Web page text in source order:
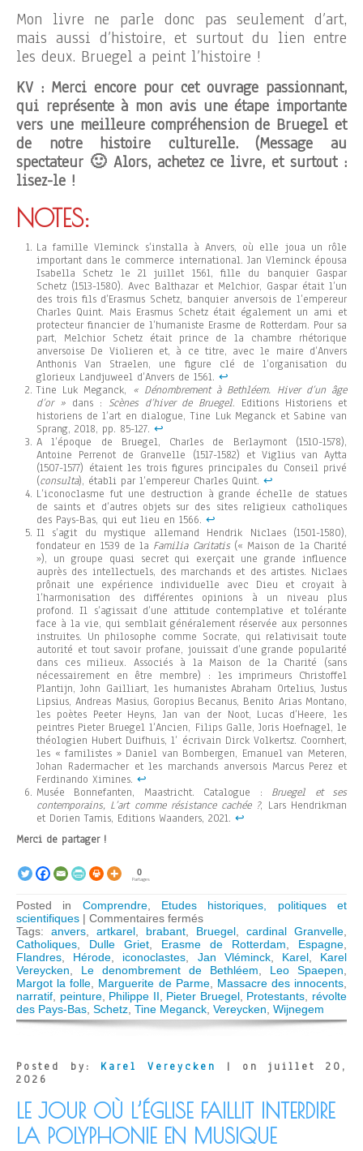
Mon livre ne parle donc pas seulement d’art,
mais aussi d’histoire, et surtout du lien entre
les deux. Bruegel a peint l’histoire !
KV : Merci encore pour cet ouvrage passionnant,
qui représente à mon avis une étape importante
vers une meilleure compréhension de Bruegel et
de notre histoire culturelle. (Message au
spectateur 🙂 Alors, achetez ce livre, et surtout :
lisez-le !
NOTES:
La famille Vleminck s’installa à Anvers, où elle joua un rôle
important dans le commerce international. Jan Vleminck épousa
Isabella Schetz le 21 juillet 1561, fille du banquier Gaspar
Schetz (1513-1580). Avec Balthazar et Melchior, Gaspar était l’un
des trois fils d’Erasmus Schetz, banquier anversois de l’empereur
Charles Quint. Mais Erasmus Schetz était également un ami et
protecteur financier de l’humaniste Erasme de Rotterdam. Pour sa
part, Melchior Schetz était prince de la chambre rhétorique
anversoise De Violieren et, à ce titre, avec le maire d’Anvers
Anthonis Van Straelen, une figure clé de l’organisation du
glorieux Landjuweel d’Anvers de 1561. ↩︎
Tine Luk Meganck, « ​​Dénombrement à Bethléem. Hiver d’un âge
d’or »dans : Scènes d’hiver de Bruegel. Editions Historiens et
historiens de l’art en dialogue, Tine Luk Meganck et Sabine van
Sprang, 2018, pp. 85-127. ↩︎
A l’époque de Bruegel, Charles de Berlaymont (1510-1578),
Antoine Perrenot de Granvelle (1517-1582) et Viglius van Aytta
(1507-1577) étaient les trois figures principales du Conseil privé
(consulta), établi par l’empereur Charles Quint. ↩︎
L’iconoclasme fut une destruction à grande échelle de statues
de saints et d’autres objets sur des sites religieux catholiques
des Pays-Bas, qui eut lieu en 1566. ↩︎
Il s’agit du mystique allemand Hendrik Niclaes (1501-1580),
fondateur en 1539 de la Familia Caritatis(« Maison de la Charité
»), un groupe quasi secret qui exerçait une grande influence
auprès des intellectuels, des marchands et des artistes. Niclaes
prônait une expérience individuelle avec Dieu et croyait à
l’harmonisation des différentes opinions à un niveau plus
profond. Il s’agissait d’une attitude contemplative et tolérante
face à la vie, qui semblait généralement réservée aux personnes
instruites. Un philosophe comme Socrate, qui relativisait toute
autorité et tout savoir profane, jouissait d’une grande popularité
dans ces milieux. Associés à la Maison de la Charité (sans
nécessairement en être membre) : les imprimeurs Christoffel
Plantijn, John Gailliart, les humanistes Abraham Ortelius, Justus
Lipsius, Andreas Masius, Goropius Becanus, Benito Arias Montano,
les poètes Peeter Heyns, Jan van der Noot, Lucas d’Heere, les
peintres Pieter Bruegel l’Ancien, Filips Galle, Joris Hoefnagel, le
théologien Hubert Duifhuis, l’ écrivain Dirck Volkertsz. Coornhert,
les « familistes » Daniel van Bombergen, Emanuel van Meteren,
Johan Radermacher et les marchands anversois Marcus Perez et
Ferdinando Ximines. ↩︎
Musée Bonnefanten, Maastricht. Catalogue : Bruegel et ses
contemporains, L’art comme résistance cachée ?, Lars Hendrikman
et Dorien Tamis, Editions Waanders, 2021. ↩︎
Merci de partager !
0
Partages
Posted in Comprendre, Etudes historiques, politiques et
scientifiques | Commentaires ferméssur
Leo
Spaepen
déchiffre
le
code
de
Bruegel
Tags: anvers artkarel brabant Bruegel cardinal Granvelle
Catholiques
Dulle Griet Erasme de Rotterdam Espagne
Flandres
Hérode iconoclastes Jan Vléminck, Karel, Karel
Vereycken
Le denombrement de Bethléem Leo Spaepen
Margot la folle
Marguerite de Parme, Massacre des innocents
narratif
peinture, Philippe II Pieter Bruegel, Protestants
révolte
des Pays-Bas Schetz Tine Meganck Vereycken Wijnegem
Posted by: Karel Vereycken
| on juillet 20,
2026
LE JOUR OÙ L’ÉGLISE FAILLIT INTERDIRE
LA POLYPHONIE EN MUSIQUE